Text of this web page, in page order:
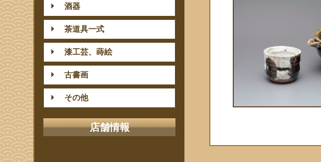
酒器
茶道具一式
漆工芸、蒔絵
古書画
その他
店舗情報